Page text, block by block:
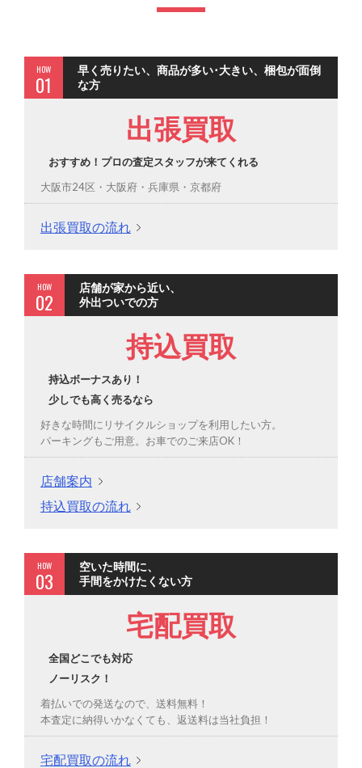
HOW
01
早く売りたい、商品が多い･大きい、梱包が面倒
な方
出張買取
おすすめ！プロの査定スタッフが来てくれる
大阪市24区・大阪府・兵庫県・京都府
出張買取の流れ
HOW
02
店舗が家から近い、
外出ついでの方
持込買取
持込ボーナスあり！
少しでも高く売るなら
好きな時間にリサイクルショップを利用したい方。
パーキングもご用意。お車でのご来店OK！
店舗案内
持込買取の流れ
HOW
03
空いた時間に、
手間をかけたくない方
宅配買取
全国どこでも対応
ノーリスク！
着払いでの発送なので、送料無料！
本査定に納得いかなくても、返送料は当社負担！
宅配買取の流れ